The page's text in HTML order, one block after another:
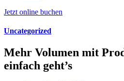
Jetzt online buchen
Uncategorized
Mehr Volumen mit
einfach geht’s